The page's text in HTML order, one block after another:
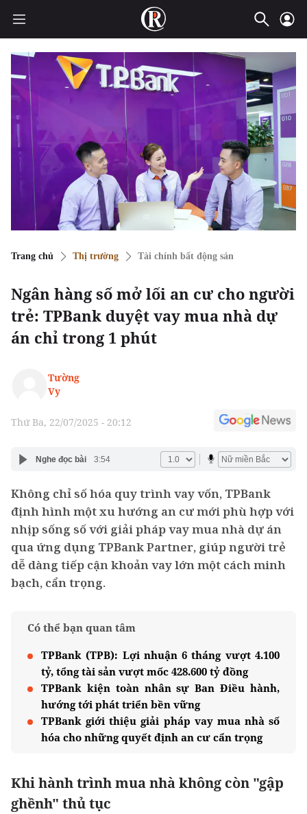
Trang chủ Thị trường Tài chính bất động sản
Ngân hàng số mở lối an cư cho người
trẻ: TPBank duyệt vay mua nhà dự
án chỉ trong 1 phút
Tường
Vy
Thứ Ba, 22/07/2025 - 20:12
Nghe đọc bài 3:54
Không chỉ số hóa quy trình vay vốn, TPBank
định hình một xu hướng an cư mới phù hợp với
nhịp sống số với giải pháp vay mua nhà dự án
qua ứng dụng TPBank Partner, giúp người trẻ
dễ dàng tiếp cận khoản vay lớn một cách minh
bạch, cẩn trọng.
Có thể bạn quan tâm
TPBank (TPB): Lợi nhuận 6 tháng vượt 4.100
tỷ, tổng tài sản vượt mốc 428.600 tỷ đồng
TPBank kiện toàn nhân sự Ban Điều hành,
hướng tới phát triển bền vững
TPBank giới thiệu giải pháp vay mua nhà số
hóa cho những quyết định an cư cẩn trọng
Khi hành trình mua nhà không còn "gập
ghềnh" thủ tục